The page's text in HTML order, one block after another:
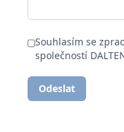
Souhlasím se
společností
Odeslat